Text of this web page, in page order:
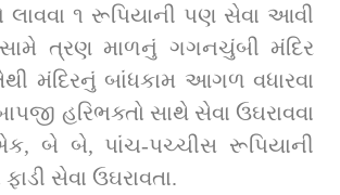
લાવવા ૧ રૂપિયાની પણ સેવા આવી
ત્રણ માળનું ગગનચુંબી મંદિર
મંદિરનું બાંધકામ આગળ વધારવા
હરિભક્તો સાથે સેવા ઉઘરાવવા
બે બે, પાંચ-પચ્ચીસ રૂપિયાની
સેવા ઉઘરાવતા.